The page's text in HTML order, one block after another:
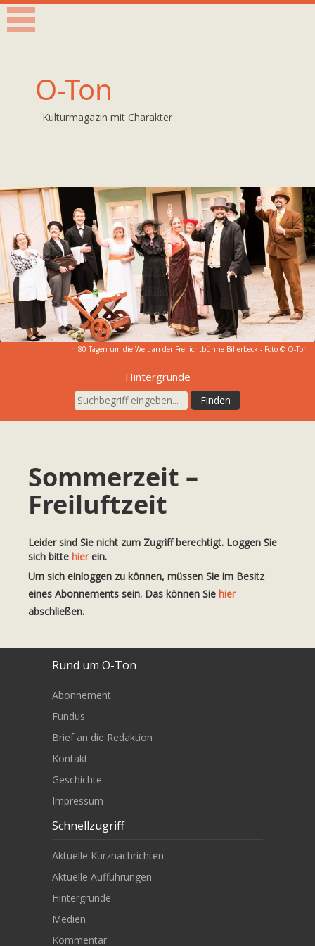
O-Ton
Kulturmagazin mit Charakter
In 80 Tagen um die Welt an der Freilichtbühne Billerbeck - Foto © O-Ton
Hintergründe
Sommerzeit –
Freiluftzeit
Leider sind Sie nicht zum Zugriff berechtigt. Loggen Sie
sich bitte hierein.
Um sich einloggen zu können, müssen Sie im Besitz
eines Abonnements sein. Das können Sie hier
abschließen.
Rund um O-Ton
Abonnement
Fundus
Brief an die Redaktion
Kontakt
Geschichte
Impressum
Schnellzugriff
Aktuelle Kurznachrichten
Aktuelle Aufführungen
Hintergründe
Medien
Kommentar